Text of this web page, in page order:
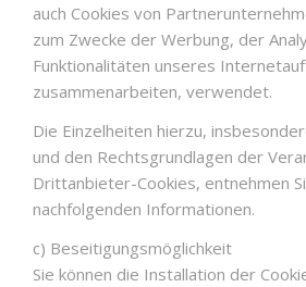
auch Cookies von
zum Zwecke der Werbung, der
Funktionalitäten unseres
zusammenarbeiten, verwendet.
Die Einzelheiten hierzu,
und den Rechtsgrundlagen der
Drittanbieter-Cookies, entnehmen
nachfolgenden Informationen.
c) Beseitigungsmöglichkeit
Sie können die Installation der